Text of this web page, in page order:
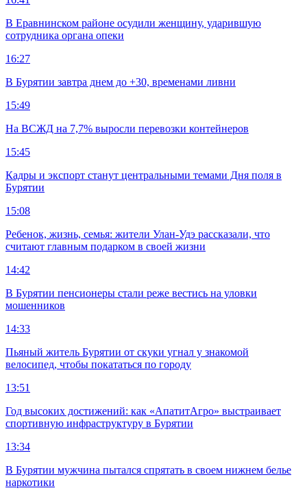
В Еравнинском районе осудили женщину, ударившую
сотрудника органа опеки
16:27
В Бурятии завтра днем до +30, временами ливни
15:49
На ВСЖД на 7,7% выросли перевозки контейнеров
15:45
Кадры и экспорт станут центральными темами Дня поля в
Бурятии
15:08
Ребенок, жизнь, семья: жители Улан-Удэ рассказали, что
считают главным подарком в своей жизни
14:42
В Бурятии пенсионеры стали реже вестись на уловки
мошенников
14:33
Пьяный житель Бурятии от скуки угнал у знакомой
велосипед, чтобы покататься по городу
13:51
Год высоких достижений: как «АпатитАгро» выстраивает
спортивную инфраструктуру в Бурятии
13:34
В Бурятии мужчина пытался спрятать в своем нижнем белье
наркотики